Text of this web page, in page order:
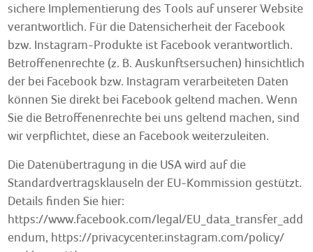
sichere Implementierung des Tools auf unserer Website
verantwortlich. Für die Datensicherheit der Facebook
bzw. Instagram-Produkte ist Facebook verantwortlich.
Betroffenenrechte (z. B. Auskunftsersuchen) hinsichtlich
der bei Facebook bzw. Instagram verarbeiteten Daten
können Sie direkt bei Facebook geltend machen. Wenn
Sie die Betroffenenrechte bei uns geltend machen, sind
wir verpflichtet, diese an Facebook weiterzuleiten.
Die Datenübertragung in die USA wird auf die
Standardvertragsklauseln der EU-Kommission gestützt.
Details finden Sie hier:
https://www.facebook.com/legal/EU_data_transfer_add
endum, https://privacycenter.instagram.com/policy/